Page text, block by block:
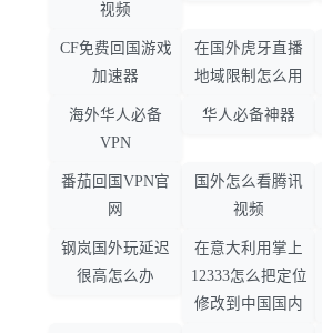
视频
CF免费回国游戏
加速器
在国外虎牙直播
地域限制怎么用
海外华人必备
VPN
华人必备神器
番茄回国VPN官
网
国外怎么看腾讯
视频
钢岚国外玩延迟
很高怎么办
在意大利用掌上
12333怎么把定位
修改到中国国内